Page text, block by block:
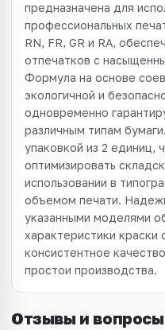
предназначена для
профессиональных
RN, FR, GR и RA,
отпечатков с
Формула на основе
экологичной и
одновременно
различным типам
упаковкой из 2 единиц,
оптимизировать
использовании в
объемом печати.
указанными моделями
характеристики краски
консистентное
простои производства.
Отзывы и вопросы